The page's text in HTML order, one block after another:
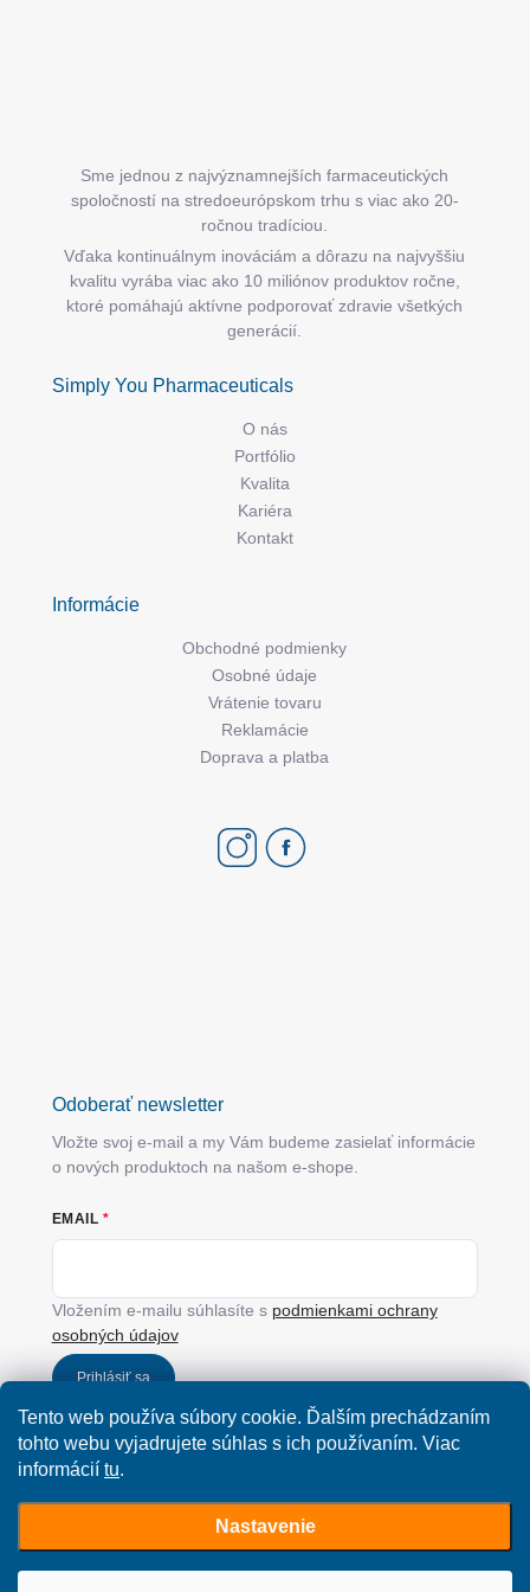
Tento web používa súbory cookie. Ďalším prechádzaním
tohto webu vyjadrujete súhlas s ich používaním. Viac
informácií tu.
Nastavenie
Sme jednou z najvýznamnejších farmaceutických
spoločností na stredoeurópskom trhu s viac ako 20-
ročnou tradíciou.
Vďaka kontinuálnym inováciám a dôrazu na najvyššiu
kvalitu vyrába viac ako 10 miliónov produktov ročne,
ktoré pomáhajú aktívne podporovať zdravie všetkých
generácií.
Simply You Pharmaceuticals
O nás
Portfólio
Kvalita
Kariéra
Kontakt
Informácie
Obchodné podmienky
Osobné údaje
Vrátenie tovaru
Reklamácie
Doprava a platba
Odoberať newsletter
Vložte svoj e-mail a my Vám budeme zasielať informácie
o nových produktoch na našom e-shope.
EMAIL
Vložením e-mailu súhlasíte s podmienkami ochrany
osobných údajov
Prihlásiť sa